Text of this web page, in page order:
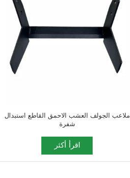
ملاعب الجولف العشب الاحمق القاطع استبدال
شفرة
اقرأ أكثر